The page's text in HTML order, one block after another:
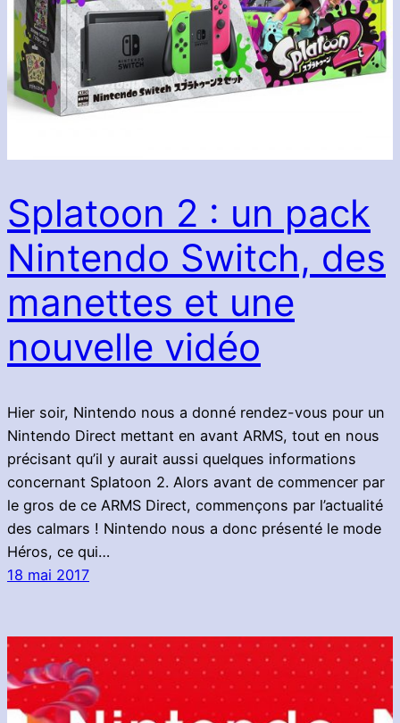
Splatoon 2 : un pack
Nintendo Switch, des
manettes et une
nouvelle vidéo
Hier soir, Nintendo nous a donné rendez-vous pour un
Nintendo Direct mettant en avant ARMS, tout en nous
précisant qu’il y aurait aussi quelques informations
concernant Splatoon 2. Alors avant de commencer par
le gros de ce ARMS Direct, commençons par l’actualité
des calmars ! Nintendo nous a donc présenté le mode
Héros, ce qui…
18 mai 2017